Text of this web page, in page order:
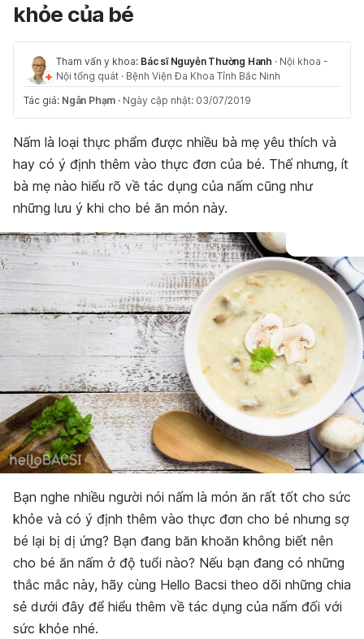
khỏe của bé
Tham vấn y khoa: Bác sĩ Nguyễn Thường Hanh · Nội khoa -
Nội tổng quát · Bệnh Viện Đa Khoa Tỉnh Bắc Ninh
Tác giả: Ngân Phạm · Ngày cập nhật: 03/07/2019
Nấm là loại thực phẩm được nhiều bà mẹ yêu thích và
hay có ý định thêm vào thực đơn của bé. Thế nhưng, ít
bà mẹ nào hiểu rõ về tác dụng của nấm cũng như
những lưu ý khi cho bé ăn món này.
Bạn nghe nhiều người nói nấm là món ăn rất tốt cho sức
khỏe và có ý định thêm vào thực đơn cho bé nhưng sợ
bé lại bị dị ứng? Bạn đang băn khoăn không biết nên
cho bé ăn nấm ở độ tuổi nào? Nếu bạn đang có những
thắc mắc này, hãy cùng Hello Bacsi theo dõi những chia
sẻ dưới đây để hiểu thêm về tác dụng của nấm đối với
sức khỏe nhé.